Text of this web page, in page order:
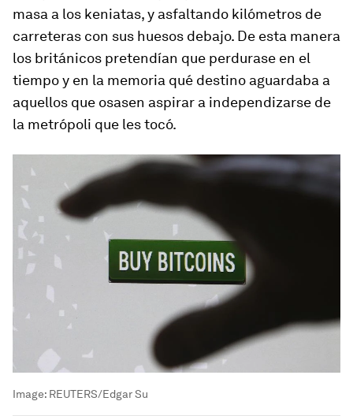
masa a los keniatas, y asfaltando kilómetros de
carreteras con sus huesos debajo. De esta manera
los británicos pretendían que perdurase en el
tiempo y en la memoria qué destino aguardaba a
aquellos que osasen aspirar a independizarse de
la metrópoli que les tocó.
Image: REUTERS/Edgar Su